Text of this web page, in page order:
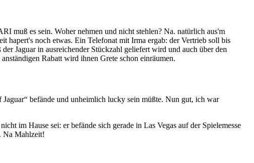
muß es sein. Woher nehmen und nicht stehlen? Na. natürlich aus'm
hapert's noch etwas. Ein Telefonat mit Irma ergab: der Vertrieb soll bis
Jaguar in ausreichender Stückzahl geliefert wird und auch über den
Rabatt wird ihnen Grete schon einräumen.
befände und unheimlich lucky sein müßte. Nun gut, ich war
im Hause sei: er befände sich gerade in Las Vegas auf der Spielemesse
Na Mahlzeit!